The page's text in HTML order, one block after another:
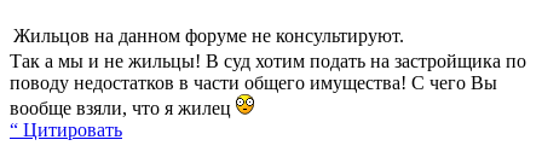
Жильцов на данном форуме не консультируют.
Так а мы и не жильцы! В суд хотим подать на застройщика по
поводу недостатков в части общего имущества! С чего Вы
вообще взяли, что я жилец
“ Цитировать